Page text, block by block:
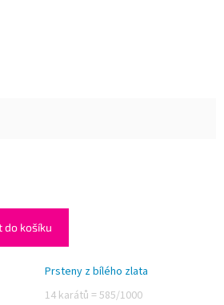
do košíku
Prsteny z bílého zlata
14 karátů = 585/1000